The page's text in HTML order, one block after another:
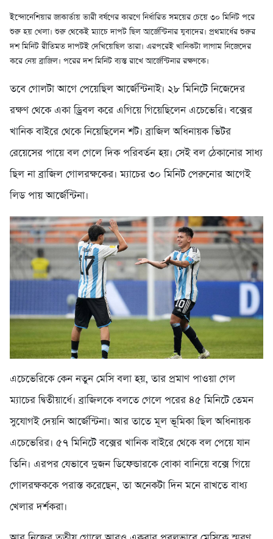
ইন্দোনেশিয়ার জাকার্তায় ভারী বর্ষণের কারণে নির্ধারিত সময়ের চেয়ে ৩০ মিনিট পরে
শুরু হয় খেলা। শুরু থেকেই ম্যাচে দাপট ছিল আর্জেন্টিনার যুবাদের। প্রথমার্ধের শুরুর
দশ মিনিট রীতিমত দাপটই দেখিয়েছিল তারা। এরপরেই খানিকটা লাগাম নিজেদের
করে নেয় ব্রাজিল। পরের দশ মিনিট ব্যস্ত রাখে আর্জেন্টিনার রক্ষণকে।
তবে গোলটা আগে পেয়েছিল আর্জেন্টিনাই। ২৮ মিনিটে নিজেদের
রক্ষণ থেকে একা ড্রিবল করে এগিয়ে গিয়েছিলেন এচেভেরি। বক্সের
খানিক বাইরে থেকে নিয়েছিলেন শট। ব্রাজিল অধিনায়ক ভিটর
রেয়েসের পায়ে বল গেলে দিক পরিবর্তন হয়। সেই বল ঠেকানোর সাধ্য
ছিল না ব্রাজিল গোলরক্ষকের। ম্যাচের ৩০ মিনিট পেরুনোর আগেই
লিড পায় আর্জেন্টিনা।
এচেভেরিকে কেন নতুন মেসি বলা হয়, তার প্রমাণ পাওয়া গেল
ম্যাচের দ্বিতীয়ার্ধে। ব্রাজিলকে বলতে গেলে পরের ৪৫ মিনিটে তেমন
সুযোগই দেয়নি আর্জেন্টিনা। আর তাতে মূল ভূমিকা ছিল অধিনায়ক
এচেভেরির। ৫৭ মিনিটে বক্সের খানিক বাইরে থেকে বল পেয়ে যান
তিনি। এরপর যেভাবে দুজন ডিফেন্ডারকে বোকা বানিয়ে বক্সে গিয়ে
গোলরক্ষককে পরাস্ত করেছেন, তা অনেকটা দিন মনে রাখতে বাধ্য
খেলার দর্শকরা।